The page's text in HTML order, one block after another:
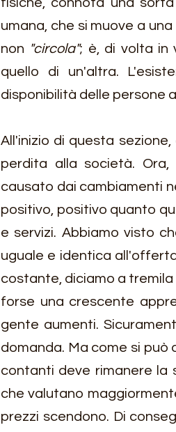
fisiche, connota una
umana, che si muove a
non "circola"; è, di volta in
quello di un'altra.
disponibilità delle persone
All'inizio di questa
perdita alla società.
causato dai cambiamenti
positivo, positivo quanto
e servizi. Abbiamo visto
uguale e identica
costante, diciamo a
forse una crescente
gente aumenti.
domanda. Ma come si
contanti deve rimanere la
che valutano
prezzi scendono. Di